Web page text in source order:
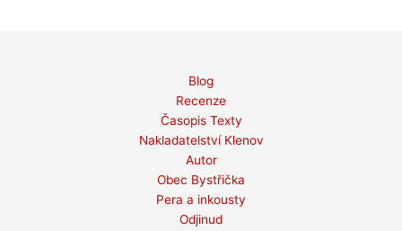
Blog
Recenze
Časopis Texty
Nakladatelství Klenov
Autor
Obec Bystřička
Pera a inkousty
Odjinud